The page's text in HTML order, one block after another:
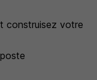
construisez votre